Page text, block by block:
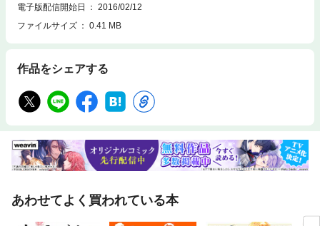
電子版配信開始日
2016/02/12
ファイルサイズ
0.41 MB
作品をシェアする
あわせてよく買われている本